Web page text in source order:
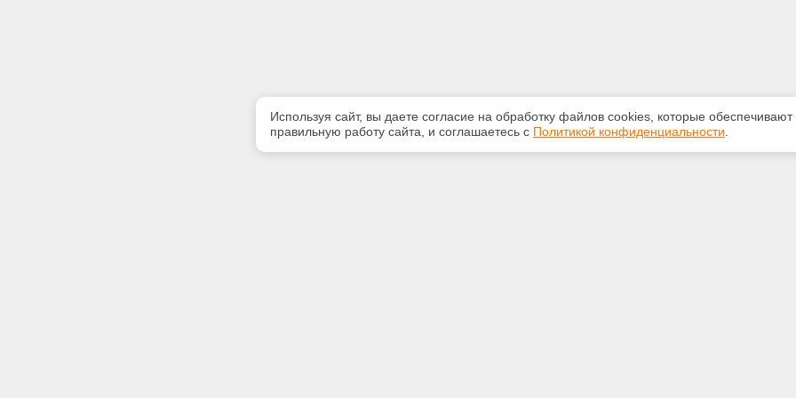
Используя сайт, вы даете согласие на обработку файлов сооkiеs, которые обеспечивают
правильную работу сайта, и соглашаетесь с Политикой конфиденциальности